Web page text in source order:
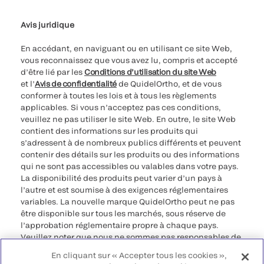
Avis juridique
En accédant, en naviguant ou en utilisant ce site Web,
vous reconnaissez que vous avez lu, compris et accepté
d’être lié par lesConditions d’utilisation du site Web
et l’Avis de confidentialitéde QuidelOrtho, et de vous
conformer à toutes les lois et à tous les règlements
applicables. Si vous n’acceptez pas ces conditions,
veuillez ne pas utiliser le site Web. En outre, le site Web
contient des informations sur les produits qui
s’adressent à de nombreux publics différents et peuvent
contenir des détails sur les produits ou des informations
qui ne sont pas accessibles ou valables dans votre pays.
La disponibilité des produits peut varier d’un pays à
l’autre et est soumise à des exigences réglementaires
variables. La nouvelle marque QuidelOrtho peut ne pas
être disponible sur tous les marchés, sous réserve de
l’approbation réglementaire propre à chaque pays.
Veuillez noter que nous ne sommes pas responsables de
conformes à une procédure légale, à une
En cliquant sur « Accepter tous les cookies »,